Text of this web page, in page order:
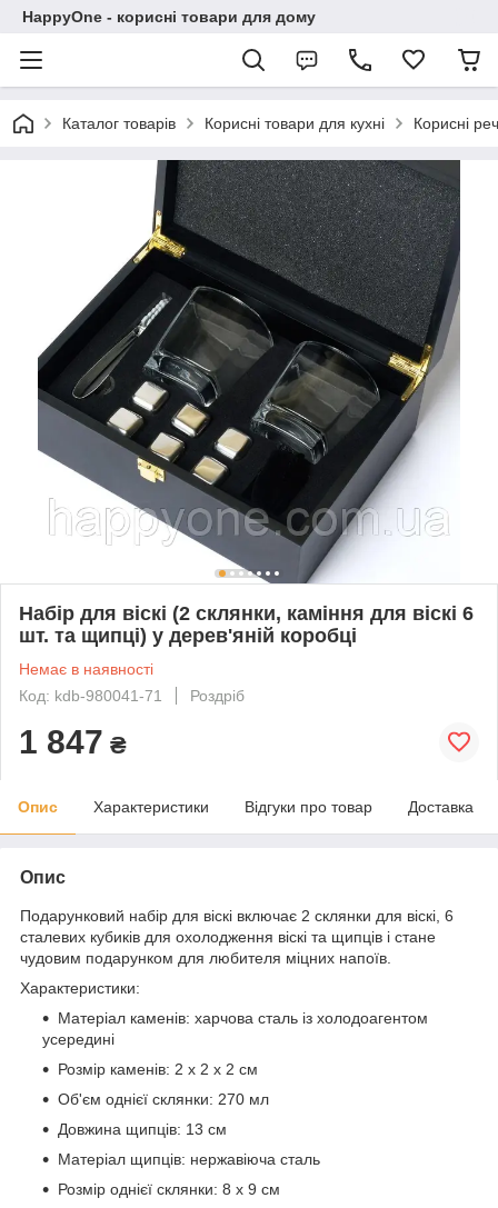
HappyOne - корисні товари для дому
Каталог товарів Корисні товари для кухні Корисні
Набір для віскі (2 склянки, каміння для віскі 6
шт. та щипці) у дерев'яній коробці
Немає в наявності
Код: kdb-980041-71
Роздріб
1 847 ₴
Опис Характеристики Відгуки про товар Доставка
Опис
Подарунковий набір для віскі включає 2 склянки для віскі, 6
сталевих кубиків для охолодження віскі та щипців і стане
чудовим подарунком для любителя міцних напоїв.
Характеристики:
Матеріал каменів: харчова сталь із холодоагентом
усередині
Розмір каменів: 2 х 2 х 2 см
Об'єм однієї склянки: 270 мл
Довжина щипців: 13 см
Матеріал щипців: нержавіюча сталь
Розмір однієї склянки: 8 х 9 см